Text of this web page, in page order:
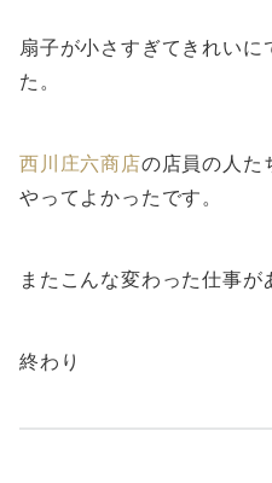
扇子が小さすぎてきれいに
た。
西川庄六商店の店員の人た
やってよかったです。
またこんな変わった仕事が
終わり